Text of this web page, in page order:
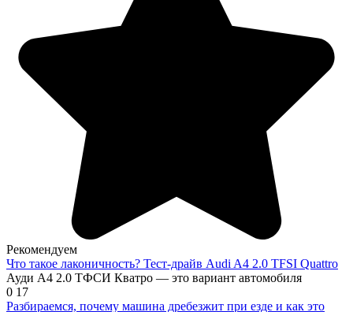
Рекомендуем
Что такое лаконичность? Тест-драйв Audi A4 2.0 TFSI Quattro
Ауди А4 2.0 ТФСИ Кватро — это вариант автомобиля
0 17
Разбираемся, почему машина дребезжит при езде и как это